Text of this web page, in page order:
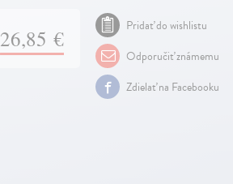
26,85 €
Pridať do wishlistu
Odporučiť známemu
Zdielať na Facebooku